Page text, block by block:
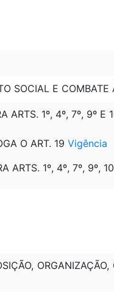
SOCIAL E
ARTS. 1º, 4º, 7º, 9º E
O ART. 19 Vigência
ARTS. 1º, 4º, 7º, 9º,